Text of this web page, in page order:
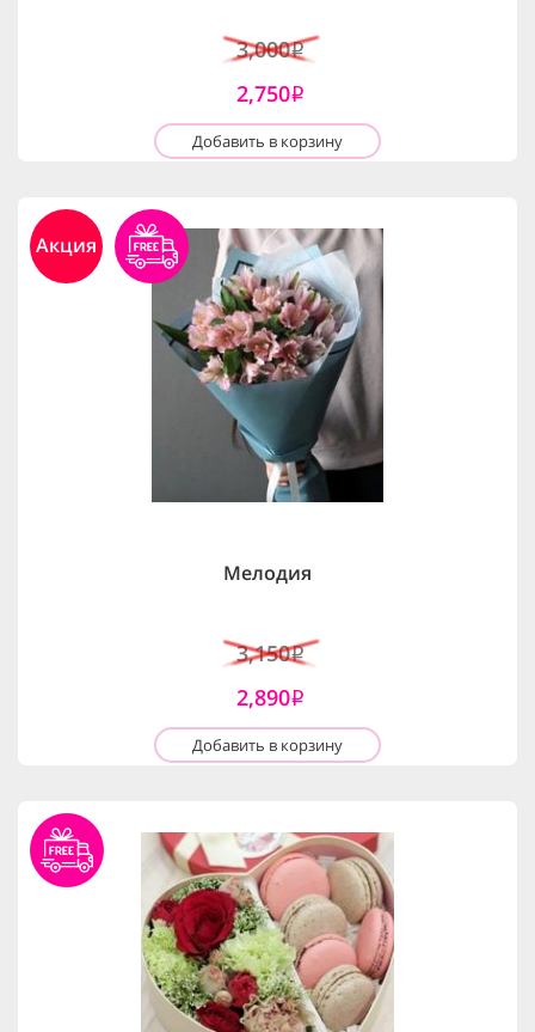
3,000i
2,750i
Добавить в корзину
Акция
Мелодия
3,150i
2,890i
Добавить в корзину